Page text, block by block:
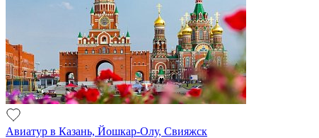
Авиатур в Казань, Йошкар-Олу, Свияжск